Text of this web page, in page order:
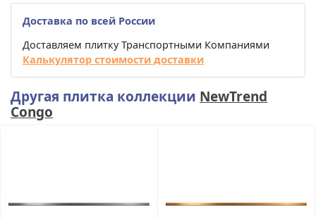
Доставка по всей России
Доставляем плитку Транспортными Компаниями
Калькулятор стоимости доставки
Другая плитка коллекции NewTrend
Congo